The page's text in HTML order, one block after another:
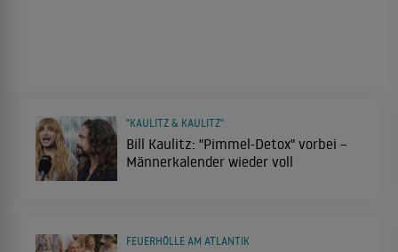
Bill Kaulitz: "Pimmel-Detox" vorbei –
Männerkalender wieder voll
"KAULITZ & KAULITZ"
FEUERHÖLLE AM ATLANTIK